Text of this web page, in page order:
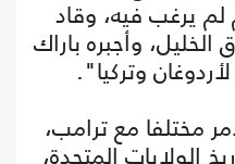
يرغب فيه، وقاد
الخليل، وأجبره باراك
وتركيا".
مختلفا مع ترامب،
الولايات المتحدة،